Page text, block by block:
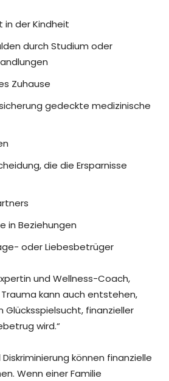
in der Kindheit
durch Studium oder
Zuhause
gedeckte medizinische
die die Ersparnisse
in Beziehungen
oder Liebesbetrüger
und Wellness-Coach,
kann auch entstehen,
Glücksspielsucht, finanzieller
wird.“
können finanzielle
Wenn einer Familie